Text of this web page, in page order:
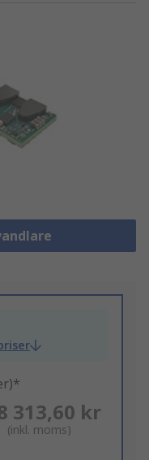
313,60 kr
(inkl. moms)